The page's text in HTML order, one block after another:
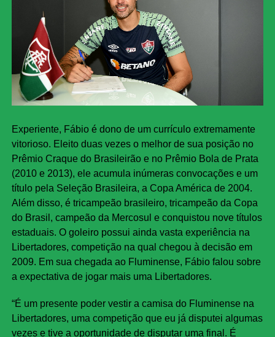
Experiente, Fábio é dono de um currículo extremamente
vitorioso. Eleito duas vezes o melhor de sua posição no
Prêmio Craque do Brasileirão e no Prêmio Bola de Prata
(2010 e 2013), ele acumula inúmeras convocações e um
título pela Seleção Brasileira, a Copa América de 2004.
Além disso, é tricampeão brasileiro, tricampeão da Copa
do Brasil, campeão da Mercosul e conquistou nove títulos
estaduais. O goleiro possui ainda vasta experiência na
Libertadores, competição na qual chegou à decisão em
2009. Em sua chegada ao Fluminense, Fábio falou sobre
a expectativa de jogar mais uma Libertadores.
“É um presente poder vestir a camisa do Fluminense na
Libertadores, uma competição que eu já disputei algumas
vezes e tive a oportunidade de disputar uma final. É